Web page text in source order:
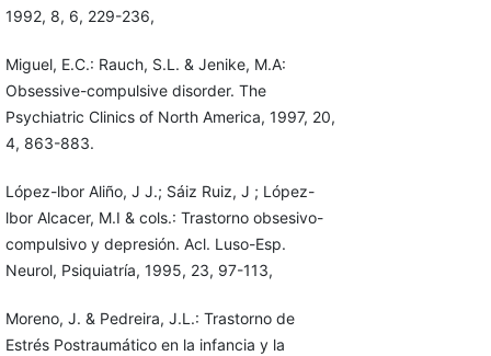
1992, 8, 6, 229-236,
Miguel, E.C.: Rauch, S.L. & Jenike, M.A:
Obsessive-compulsive disor­der. The
Psychiatric Clinics of North America, 1997, 20,
4, 863-883.
López-lbor Aliño, J J.; Sáiz Ruiz, J ; López-
lbor Alcacer, M.I & cols.: Trastorno obsesivo-
compulsivo y depresión. Acl. Luso-Esp.
Neurol, Psi­quiatría, 1995, 23, 97-113,
Moreno, J. & Pedreira, J.L.: Trastorno de
Estrés Postraumático en la infancia y la